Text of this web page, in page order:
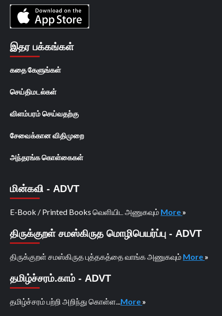
இதர பக்கங்கள்
கதை கேளுங்கள்
செய்திமடல்கள்
விளம்பரம் செய்வதற்கு
சேவைக்கான விதிமுறை
அந்தரங்க கொள்கைகள்
மின்கவி - ADVT
E-Book / Printed Books வெளியிட அணுகவும் More »
திருக்குறள் சமஸ்கிருத மொழிபெயர்ப்பு - ADVT
திருக்குறள் சமஸ்கிருத புத்தகத்தை வாங்க அணுகவும் More »
தமிழ்ச்சரம்.காம் - ADVT
தமிழ்ச்சரம் பற்றி அறிந்து கொள்ள... More »